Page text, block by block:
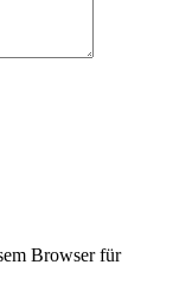
Browser für